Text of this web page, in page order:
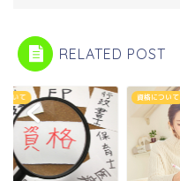
RELATED POST
ついて 資格について